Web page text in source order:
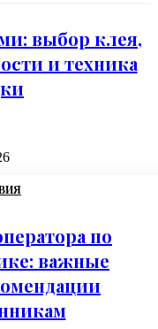
выбор клея,
и техника
по
важные